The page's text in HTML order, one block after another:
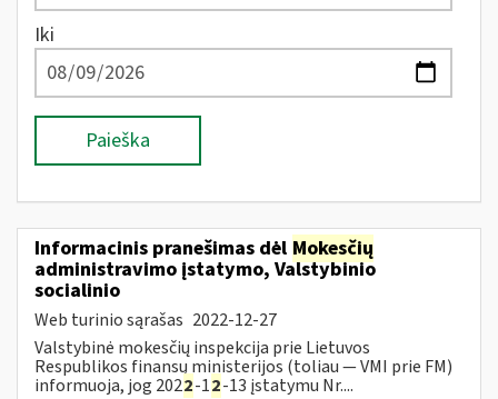
Iki
Paieška
Informacinis pranešimas dėl Mokesčių
administravimo įstatymo, Valstybinio
socialinio
Web turinio sąrašas 2022-12-27
Valstybinė mokesčių inspekcija prie Lietuvos
Respublikos finansų ministerijos (toliau — VMI prie FM)
informuoja, jog 2022-12-13 įstatymu Nr....